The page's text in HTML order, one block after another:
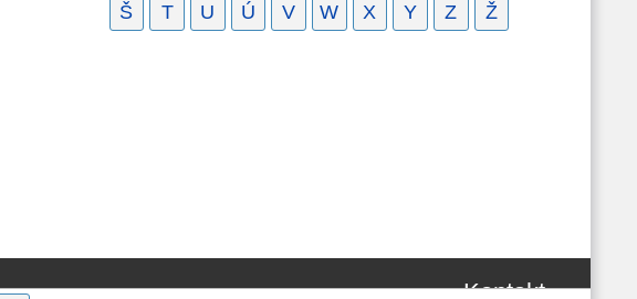
Š
T U Ú V W X Y Z Ž
Kontakt